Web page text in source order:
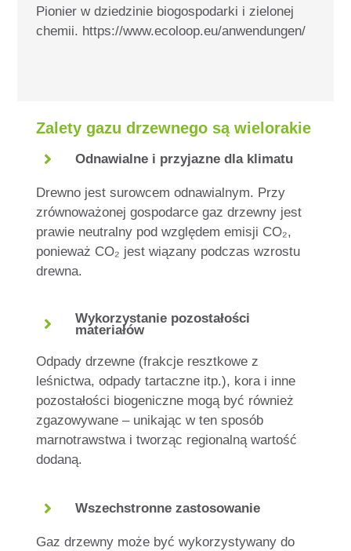
Pionier w dziedzinie biogospodarki i zielonej
chemii. https://www.ecoloop.eu/anwendungen/
Zalety gazu drzewnego są wielorakie
Odnawialne i przyjazne dla klimatu
Drewno jest surowcem odnawialnym. Przy
zrównoważonej gospodarce gaz drzewny jest
prawie neutralny pod względem emisji CO₂,
ponieważ CO₂ jest wiązany podczas wzrostu
drewna.
Wykorzystanie pozostałości
materiałów
Odpady drzewne (frakcje resztkowe z
leśnictwa, odpady tartaczne itp.), kora i inne
pozostałości biogeniczne mogą być również
zgazowywane – unikając w ten sposób
marnotrawstwa i tworząc regionalną wartość
dodaną.
Wszechstronne zastosowanie
Gaz drzewny może być wykorzystywany do